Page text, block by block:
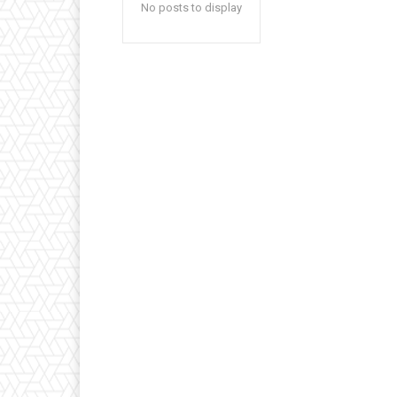
No posts to display